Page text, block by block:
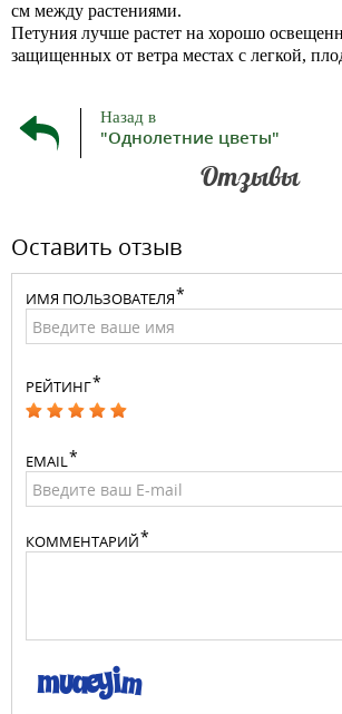
см между растениями.
Петуния лучше растет на хорошо
защищенных от ветра местах с легкой,
Назад в
"Однолетние цветы"
Отзывы
Оставить отзыв
ИМЯ ПОЛЬЗОВАТЕЛЯ
РЕЙТИНГ
EMAIL
КОММЕНТАРИЙ